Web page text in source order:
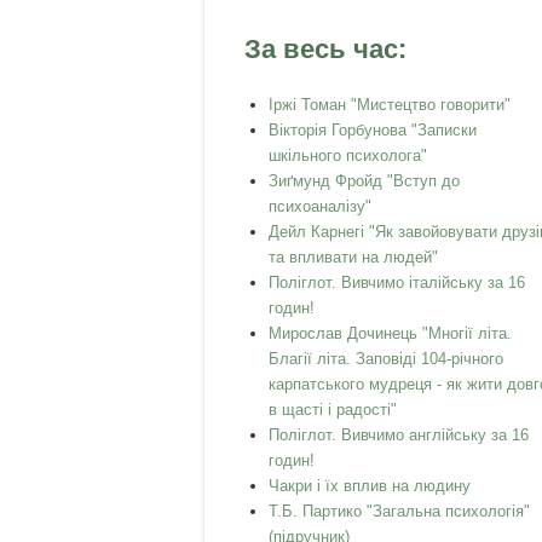
За весь час:
Іржі Томан "Мистецтво говорити"
Вікторія Горбунова "Записки
шкільного психолога"
Зиґмунд Фройд "Вступ до
психоаналізу"
Дейл Карнегі "Як завойовувати
та впливати на людей"
Поліглот. Вивчимо італійську за 16
годин!
Мирослав Дочинець "Многії літа.
Благії літа. Заповіді 104-річного
карпатського мудреця - як жити
в щасті і радості"
Поліглот. Вивчимо англійську за 16
годин!
Чакри і їх вплив на людину
Т.Б. Партико "Загальна психологія"
(підручник)